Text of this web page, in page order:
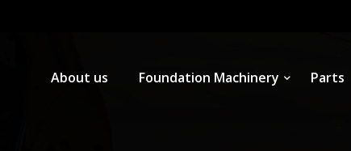
About us Foundation Machinery Parts